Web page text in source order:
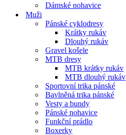
Dámské nohavice
Muži
Pánské cyklodresy
Krátky rukáv
Dlouhý rukáv
Gravel košele
MTB dresy
MTB krátky rukáv
MTB dlouhý rukáv
Sportovní trika pánské
Bavlněná trika pánské
Vesty a bundy
Pánské nohavice
Funkční prádlo
Boxerky